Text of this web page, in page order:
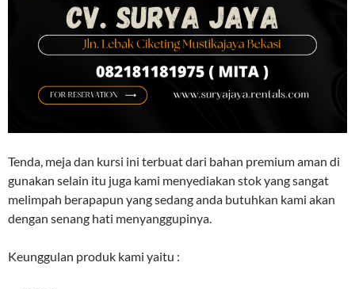
Tenda, meja dan kursi ini terbuat dari bahan premium aman di
gunakan selain itu juga kami menyediakan stok yang sangat
melimpah berapapun yang sedang anda butuhkan kami akan
dengan senang hati menyanggupinya.
Keunggulan produk kami yaitu :